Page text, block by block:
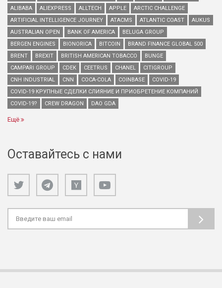
ALIBABA
ALIEXPRESS ALLTECH APPLE
ARCTIC CHALLENGE
ARTIFICIAL INTELLIGENCE JOURNEY
ATACMS ATLANTIC COAST
AUKUS
AUSTRALIAN OPEN
BANK OF AMERICA
BELUGA GROUP
BERGEN ENGINES
BIONORICA BITCOIN
BRAND FINANCE GLOBAL 500
BRENT
BREXIT BRITISH AMERICAN TOBACCO
BUNGE
CAMPARI GROUP
CDEK CEETRUS CHANEL
CITIGROUP
CNH INDUSTRIAL
CNN COCA-COLA COINBASE
COVID-19
COVID-19 КРУПНЫЕ СДЕЛКИ СЛИЯНИЕ И ПРИОБРЕТЕНИЕ КОМПАНИЙ
COVID-19?
CREW DRAGON DAO GDA
Ещё
Оставайтесь с нами